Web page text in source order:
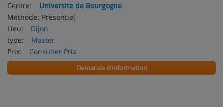
Centre:
Universite de Bourgogne
Méthode: Présentiel
Lieu:
Dijon
type:
Master
Prix:
Consulter Prix
Demande d'information